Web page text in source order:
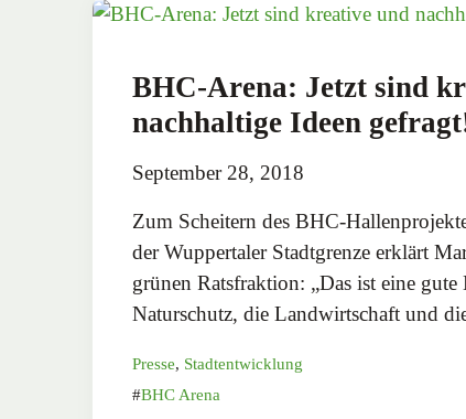
BHC-Arena: Jetzt sind
nachhaltige Ideen
September 28, 2018
Zum Scheitern des BHC-
der Wuppertaler Stadtgrenze erklärt
grünen Ratsfraktion: „Das ist eine
Naturschutz, die Landwirtschaft und
Presse, Stadtentwicklung
BHC Arena